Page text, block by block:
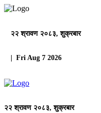
२२ श्रावण २०८३, शुक्रबार
| Fri Aug 7 2026
२२ श्रावण २०८३, शुक्रबार